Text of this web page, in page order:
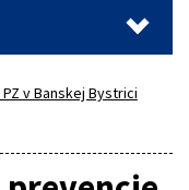
PZ v Banskej Bystrici